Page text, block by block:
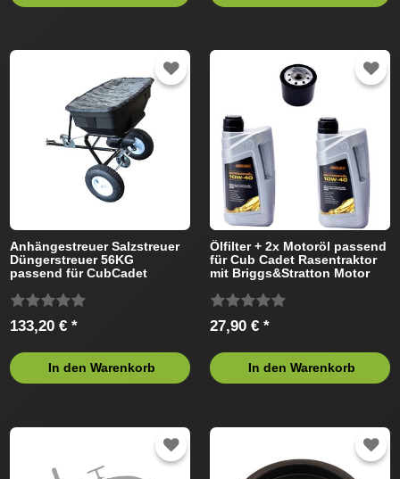
Anhängestreuer Salzstreuer
Düngerstreuer 56KG
passend für CubCadet
133,20 € *
In den Warenkorb
Ölfilter + 2x Motoröl passend
für Cub Cadet Rasentraktor
mit Briggs&Stratton Motor
27,90 € *
In den Warenkorb